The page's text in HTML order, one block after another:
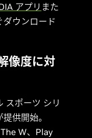
アプリ また
ダウンロード
像度に対
スポーツ シリ
提供開始。
W、Play